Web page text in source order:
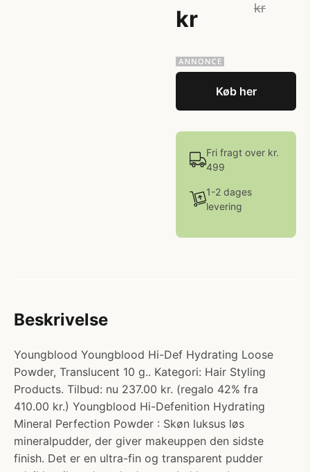
kr
kr
Køb her
Fri fragt over kr.
499
1-2 dages
levering
Beskrivelse
Youngblood Youngblood Hi-Def Hydrating Loose
Powder, Translucent 10 g.. Kategori: Hair Styling
Products. Tilbud: nu 237.00 kr. (regalo 42% fra
410.00 kr.) Youngblood Hi-Defenition Hydrating
Mineral Perfection Powder : Skøn luksus løs
mineralpudder, der giver makeuppen den sidste
finish. Det er en ultra-fin og transparent pudder